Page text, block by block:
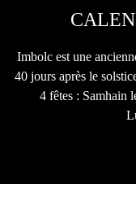
Imbolc est une
40 jours après le
4 fêtes : Samhain